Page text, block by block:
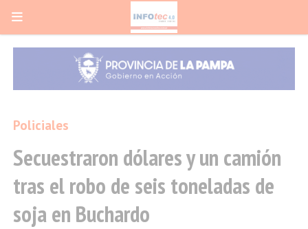
Secuestraron dólares y un camión
tras el robo de seis toneladas de
soja en Buchardo
Policiales